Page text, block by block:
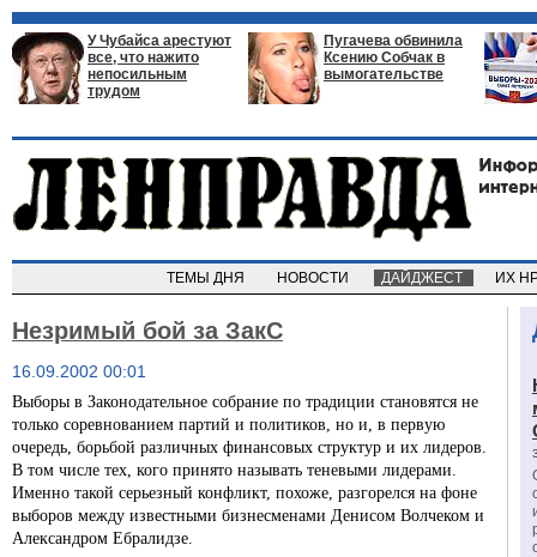
У Чубайса арестуют
все, что нажито
непосильным
трудом
Пугачева обвинила
Ксению Собчак в
вымогательстве
ТЕМЫ ДНЯ НОВОСТИ ДАЙДЖЕСТ ИХ
Незримый бой за ЗакС
16.09.2002 00:01
Выборы в Законодательное собрание по традиции становятся не
только соревнованием партий и политиков, но и, в первую
очередь, борьбой различных финансовых структур и их лидеров.
В том числе тех, кого принято называть теневыми лидерами.
Именно такой серьезный конфликт, похоже, разгорелся на фоне
выборов между известными бизнесменами Денисом Волчеком и
Александром Ебралидзе.